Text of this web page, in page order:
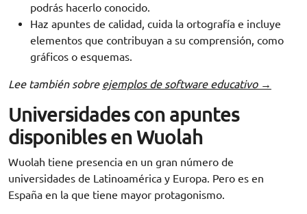
podrás hacerlo conocido.
Haz apuntes de calidad, cuida la ortografía e incluye
elementos que contribuyan a su comprensión, como
gráficos o esquemas.
Lee también sobre ejemplos de software educativo →
Universidades con apuntes
disponibles enWuolah
Wuolah tiene presencia en un gran número de
universidades de Latinoamérica y Europa. Pero es en
España en la que tiene mayor protagonismo.